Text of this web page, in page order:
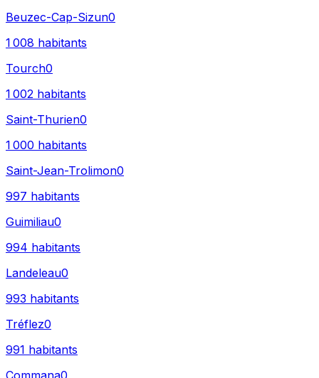
Beuzec-Cap-Sizun0
1 008 habitants
Tourch0
1 002 habitants
Saint-Thurien0
1 000 habitants
Saint-Jean-Trolimon0
997 habitants
Guimiliau0
994 habitants
Landeleau0
993 habitants
Tréflez0
991 habitants